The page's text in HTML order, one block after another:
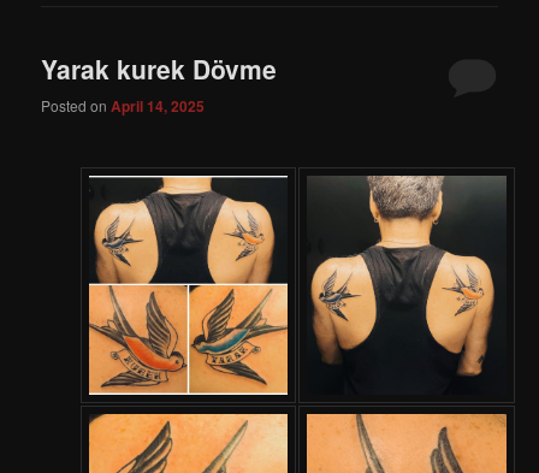
Yarak kurek Dövme
Posted onApril 14, 2025